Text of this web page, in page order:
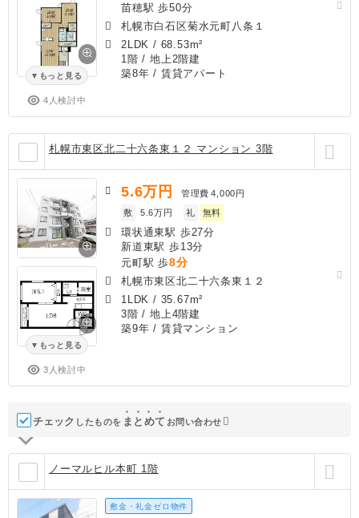
もっと見る
4人検討中
苗穂駅 歩50分
札幌市白石区菊水元町八条１
2LDK / 68.53m²
1階 / 地上2階建
築8年 / 賃貸アパート
札幌市東区北二十六条東１２ マンション 3階
もっと見る
3人検討中
5.6万円 管理費 4,000円
敷
5.6万円 礼 無料
環状通東駅 歩27分
新道東駅 歩13分
元町駅 歩8分
札幌市東区北二十六条東１２
1LDK / 35.67m²
3階 / 地上4階建
築9年 / 賃貸マンション
チェック したものを ま と めて お問い合わせ
ノーマルヒル本町 1階
敷金・礼金ゼロ物件